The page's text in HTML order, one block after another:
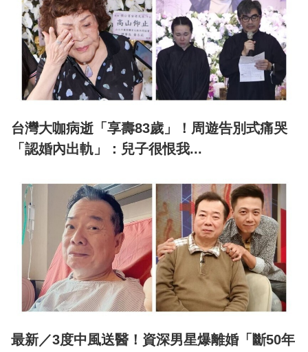
台灣大咖病逝「享壽83歲」！周遊告別式痛哭
「認婚內出軌」：兒子很恨我...
最新／3度中風送醫！資深男星爆離婚「斷50年